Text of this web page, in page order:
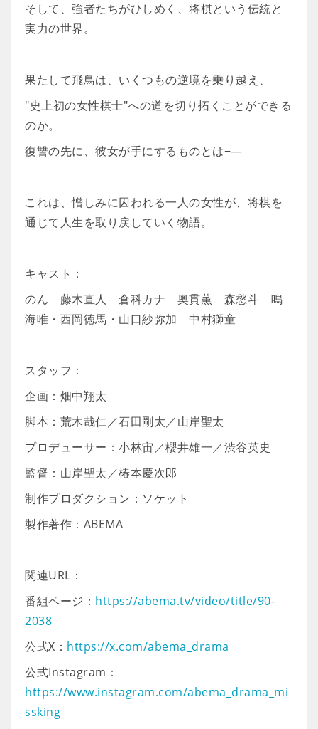
そして、強者たちがひしめく、将棋という伝統と
実力の世界。
果たして飛鳥は、いくつもの逆境を乗り越え、
"史上初の女性棋士"への道を切り拓くことができる
のか。
復讐の先に、彼女が手にするものとは−―
これは、憎しみに囚われる一人の女性が、将棋を
通じて人生を取り戻していく物語。
キャスト：
のん 藤木直人 倉科カナ 奥貫薫 森愁斗 鳴
海唯・西岡徳馬・山口紗弥加 中村獅童
スタッフ：
企画：畑中翔太
脚本：荒木哉仁／石田剛太／山岸聖太
プロデューサー：小林宙／櫻井雄一／渋谷英史
監督：山岸聖太／椿本慶次郎
制作プロダクション：ソケット
製作著作：ABEMA
関連URL：
番組ページ： https://abema.tv/video/title/90-
2038
公式X： https://x.com/abema_drama
公式Instagram：
https://www.instagram.com/abema_drama_mi
ssking